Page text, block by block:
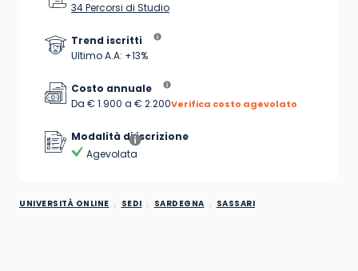
34 Percorsi di Studio
Trend iscritti
Ultimo A.A: +13%
Costo annuale
Da € 1.900 a € 2.200Verifica costo agevolato
Modalità di iscrizione
Agevolata
UNIVERSITÀ ONLINE SEDI SARDEGNA SASSARI